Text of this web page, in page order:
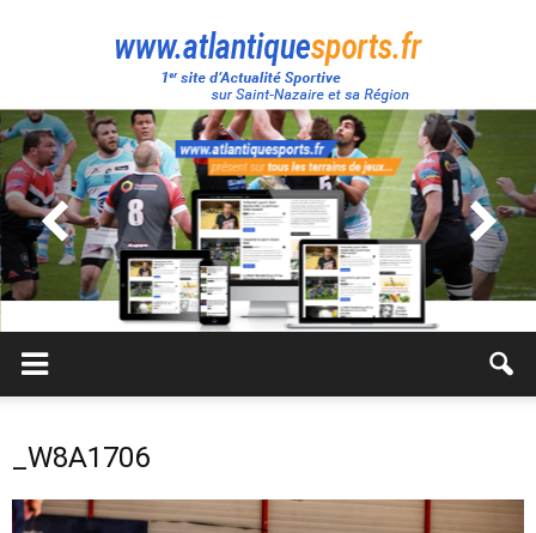
Atlantique
Sport
_W8A1706